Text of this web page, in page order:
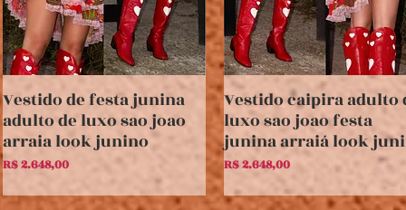
Visualização rápida
Vestido de festa junina
adulto de luxo sao joao
arraia look junino
Preço
R$ 2.648,00
Visualização rápida
Vestido caipira adulto
luxo sao joao festa
junina arraiá look
Preço
R$ 2.648,00